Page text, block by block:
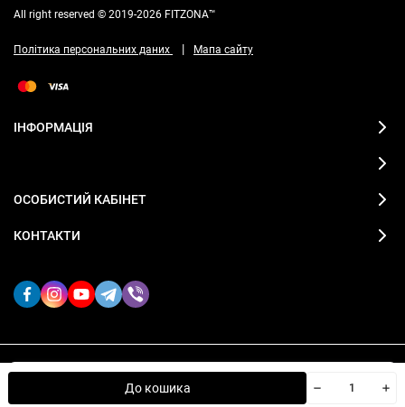
До кошика
All right reserved © 2019-2026 FITZONA™
Політика персональних даних | Мапа сайту
ІНФОРМАЦІЯ
ОСОБИСТИЙ КАБІНЕТ
КОНТАКТИ